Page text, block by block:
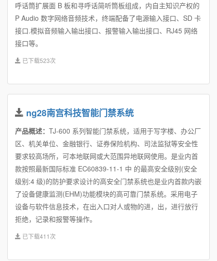
呼话筒扩展面 B 板和寻呼话简听筒板组成，内自主知识产权的
P Audio 数字网络音频技术，终端配备了电源输入接口、SD 卡
接口.模拟音频输入输出接口、报警输入输出接口、RJ45 网络
接口等。
已下载523次
ng28南宫科技智能门禁系统
产品概述： TJ-600 系列智能门禁系统，适用于写字楼、办公厂
区、机关单位、金融银行、证券保险机构、司法监狱等安全性
要求较高场所，可本地联网或大范围异地联网使用。是业内首
款按照最新国际标准 EC60839-11-1 中 的最高安全级别(安全
级别:4 级)的防护要求设计的高安全门禁系统也是业内首款内嵌
了设备健康监测(EHM)功能模块的高可靠门禁系统。采用电子
设备与软件信息技术，在出入口对人或物的进，出，进行放行
拒绝，记录和报警等操作。
已下载411次